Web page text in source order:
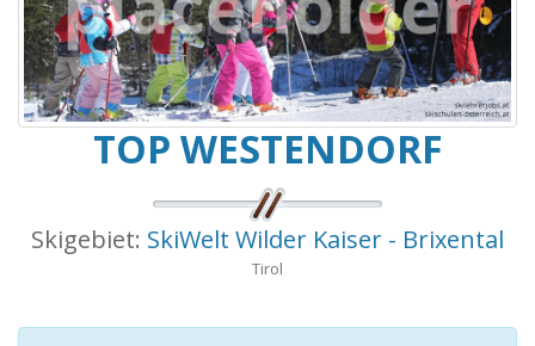
TOP WESTENDORF
Skigebiet: SkiWelt Wilder Kaiser - Brixental
Tirol